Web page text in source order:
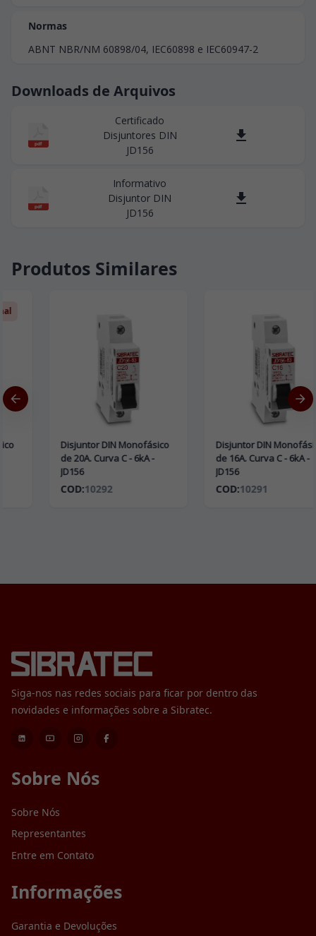
Normas
ABNT NBR/NM 60898/04, IEC60898 e IEC60947-2
Downloads de Arquivos
pdf
Certificado
Disjuntores DIN
JD156
pdf
Informativo
Disjuntor DIN
JD156
Produtos Similares
Disjuntor DIN Monofásico
de 20A. Curva C - 6kA -
10292
Disjuntor DIN Monofásico
de 16A. Curva C - 6kA -
10291
Siga-nos nas redes sociais para ficar por dentro das
novidades e informações sobre a Sibratec.
Sobre Nós
Sobre Nós
Representantes
Entre em Contato
Informações
Garantia e Devoluções